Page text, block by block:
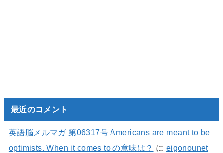
最近のコメント
英語脳メルマガ 第06317号 Americans are meant to be
optimists. When it comes to の意味は？ に eigonounet